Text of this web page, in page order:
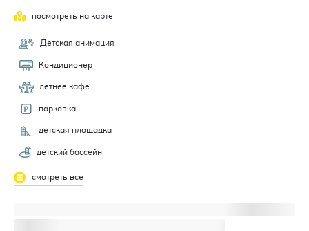
посмотреть на карте
Детская анимация
Кондиционер
летнее кафе
парковка
детская площадка
детский бассейн
смотреть все